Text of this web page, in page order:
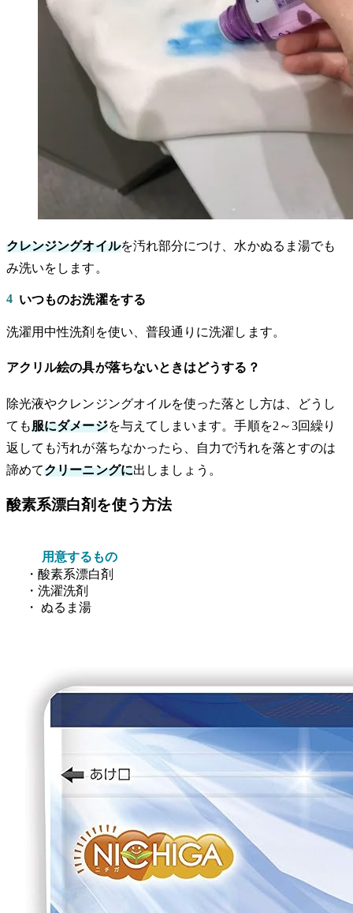
クレンジングオイルを汚れ部分につけ、水かぬるま湯でも
み洗いをします。
4 いつものお洗濯をする
洗濯用中性洗剤を使い、普段通りに洗濯します。
アクリル絵の具が落ちないときはどうする？
除光液やクレンジングオイルを使った落とし方は、どうし
ても服にダメージを与えてしまいます。手順を2～3回繰り
返しても汚れが落ちなかったら、自力で汚れを落とすのは
諦めてクリーニングに出しましょう。
酸素系漂白剤を使う方法
用意するもの
・酸素系漂白剤
・洗濯洗剤
・ ぬるま湯